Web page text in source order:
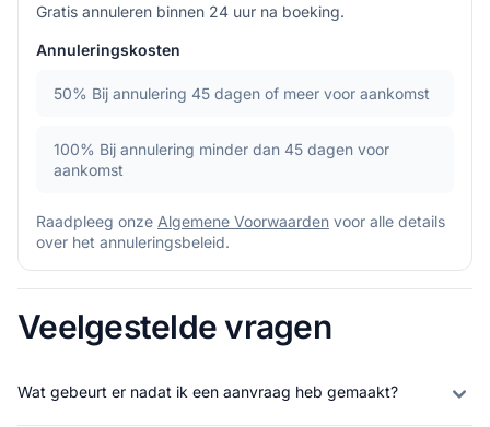
Gratis annuleren binnen 24 uur na boeking.
Annuleringskosten
50% Bij annulering 45 dagen of meer voor aankomst
100% Bij annulering minder dan 45 dagen voor
aankomst
Raadpleeg onze Algemene Voorwaarden voor alle details
over het annuleringsbeleid.
Veelgestelde vragen
Wat gebeurt er nadat ik een aanvraag heb gemaakt?